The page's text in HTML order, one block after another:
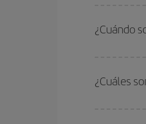
las fechas y
¿Cuándo
periodos de
precios
¿Cuáles